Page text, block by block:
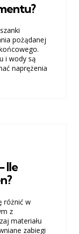
pożądanej
i wody są
naprężenia
Ile
różnić w
z
materiału
zabiegi